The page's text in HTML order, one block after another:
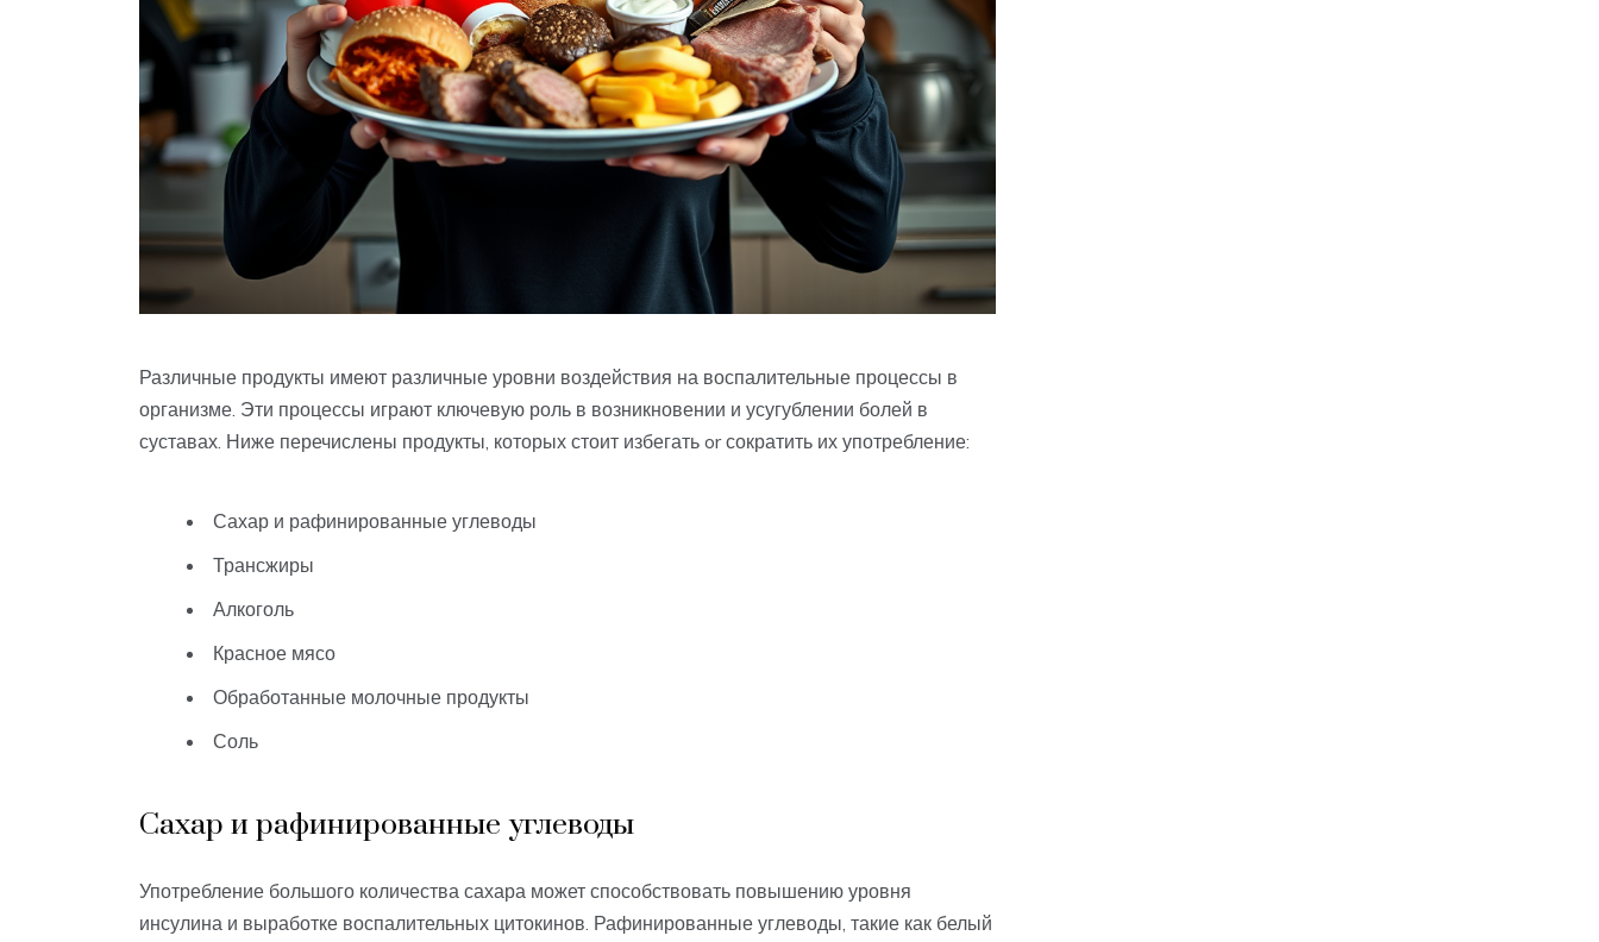
Различные продукты имеют различные уровни воздействия на воспалительные процессы в
организме. Эти процессы играют ключевую роль в возникновении и усугублении болей в
суставах. Ниже перечислены продукты, которых стоит избегать or сократить их употребление:
Сахар и рафинированные углеводы
Трансжиры
Алкоголь
Красное мясо
Обработанные молочные продукты
Соль
Сахар и рафинированные углеводы
Употребление большого количества сахара может способствовать повышению уровня
инсулина и выработке воспалительных цитокинов. Рафинированные углеводы, такие как белый